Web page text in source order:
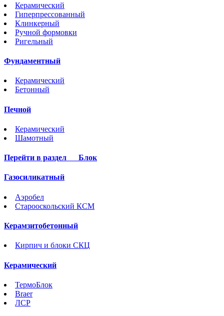
Керамический
Гиперпрессованный
Клинкерный
Ручной формовки
Ригельный
Фундаментный
Керамический
Бетонный
Печной
Керамический
Шамотный
Перейти в раздел Блок
Газосиликатный
Аэробел
Старооскольский КСМ
Керамзитобетонный
Кирпич и блоки СКЦ
Керамический
ТермоБлок
Braer
ЛСР